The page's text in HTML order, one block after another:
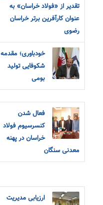
تقدیر از «فولاد خراسان» به
عنوان کارآفرین برتر خراسان
رضوی
خودباوری؛ مقدمه
شکوفایی تولید
بومی
فعال شدن
کنسرسیوم فولاد
خراسان در پهنه
معدنی سنگان
ارزیابی مدیریت